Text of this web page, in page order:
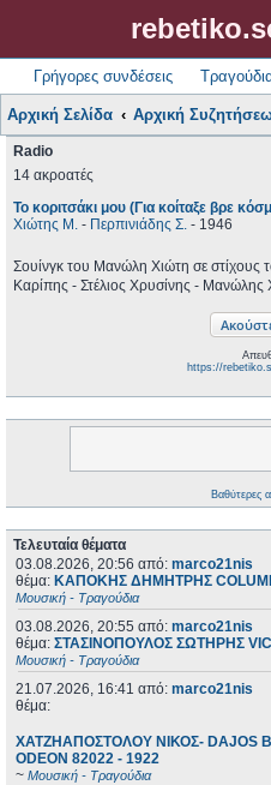
Γρήγορες συνδέσεις
Αρχική Σελίδα Αρχική
Radio
14 ακροατές
Το κοριτσάκι μου (Για κοίταξε βρε
Χιώτης Μ. - Περπινιάδης Σ. - 1946
Σουίνγκ του Μανώλη Χιώτη σε στίχους
Καρίπης - Στέλιος Χρυσίνης - Μανώλης
https://
Βαθύτερες
Τελευταία θέματα
03.08.2026, 20:56 από: marco21nis
θέμα: ΚΑΠΟΚΗΣ ΔΗΜΗΤΡΗΣ
Μουσική - Τραγούδια
03.08.2026, 20:55 από: marco21nis
θέμα: ΣΤΑΣΙΝΟΠΟΥΛΟΣ ΣΩΤΗΡΗΣ
Μουσική - Τραγούδια
21.07.2026, 16:41 από: marco21nis
θέμα:
ΧΑΤΖΗΑΠΟΣΤΟΛΟΥ ΝΙΚΟΣ- DAJOS
ODEON 82022 - 1922
~ Μουσική - Τραγούδια